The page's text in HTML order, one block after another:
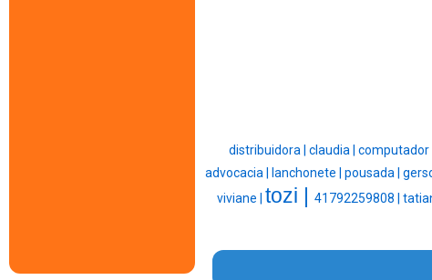
distribuidora | claudia | computador |
advocacia |
lanchonete | pousada |
viviane | tozi | 41792259808 |